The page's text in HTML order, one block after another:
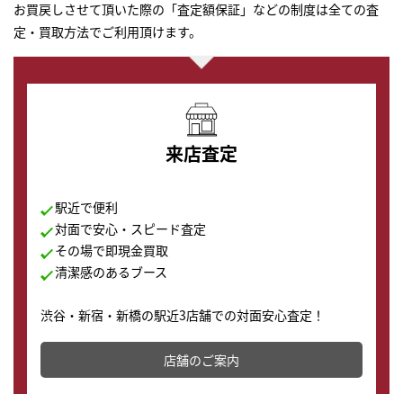
お買戻しさせて頂いた際の「査定額保証」などの制度は全ての査
定・買取方法でご利用頂けます。
来店査定
駅近で便利
対面で安心・スピード査定
その場で即現金買取
清潔感のあるブース
渋谷・新宿・新橋の駅近3店舗での対面安心査定！
その場で現金買取致します。渋谷本店では、時計販売の
店舗を併設しており、下取りに出してお得に新しい時計
の購入もできます♪
店舗のご案内